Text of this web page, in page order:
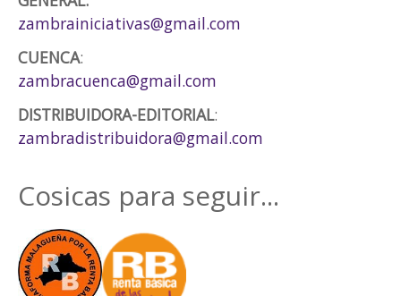
zambrainiciativas@gmail.com
CUENCA:
zambracuenca@gmail.com
DISTRIBUIDORA-EDITORIAL:
zambradistribuidora@gmail.com
Cosicas para seguir...